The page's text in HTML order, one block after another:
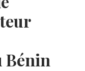
Bénin